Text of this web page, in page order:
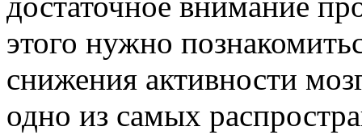
этого нужно
снижения активности
одно из самых